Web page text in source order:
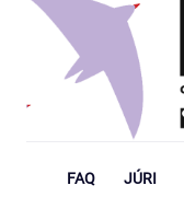
FAQ JÚRI